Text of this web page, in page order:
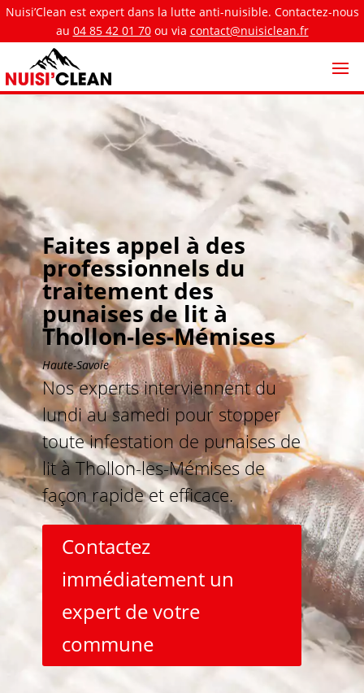
Nuisi’Clean est expert dans la lutte anti-nuisible. Contactez-nous
au 04 85 42 01 70ou via contact@nuisiclean.fr
Faites appel à des
professionnels du
traitement des
punaises de lit à
Thollon-les-Mémises
Haute-Savoie
Nos experts interviennent du
lundi au samedi pour stopper
toute infestation de punaises de
lit à Thollon-les-Mémises de
façon rapide et efficace.
Contactez
immédiatement un
expert de votre
commune